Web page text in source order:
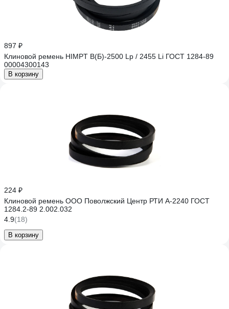
897 ₽
Клиновой ремень HIMPT В(Б)-2500 Lp / 2455 Li ГОСТ 1284-89
00004300143
В корзину
224 ₽
Клиновой ремень ООО Поволжский Центр РТИ А-2240 ГОСТ
1284.2-89 2.002.032
4.9(18)
В корзину